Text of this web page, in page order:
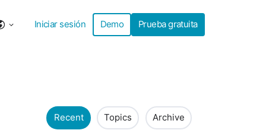
Iniciar sesión Demo Prueba gratuita
Recent Topics Archive